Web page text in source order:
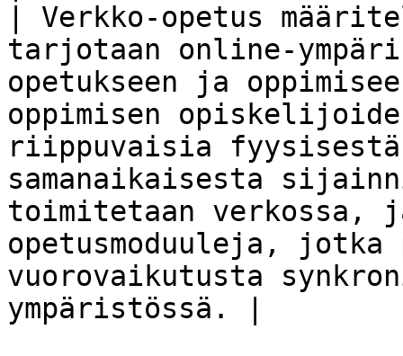
| Verkko-opetus
tarjotaan online-
opetukseen ja
oppimisen
riippuvaisia
samanaikaisesta
toimitetaan verkossa,
opetusmoduuleja,
vuorovaikutusta
ympäristössä. |